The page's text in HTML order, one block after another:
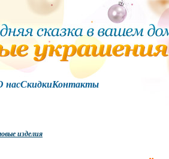
насСкидкиКонтакты
изделия